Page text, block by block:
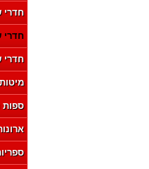
חדרי
חדרי
חדרי
מיטות
ספות